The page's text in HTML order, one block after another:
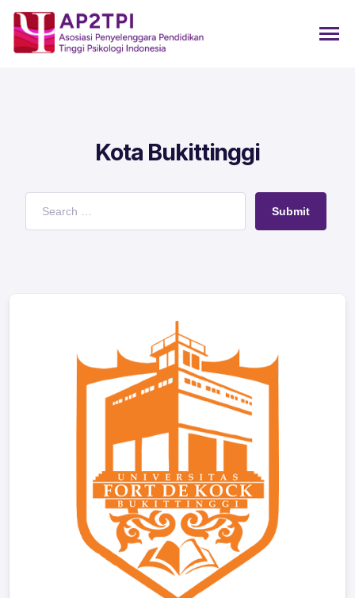
Kota Bukittinggi
Submit